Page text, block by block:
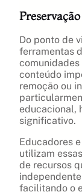
Do ponto de
ferramentas
conteúdo
remoção ou
educacional,
significativo.
Educadores
utilizam
de recursos
facilitando o